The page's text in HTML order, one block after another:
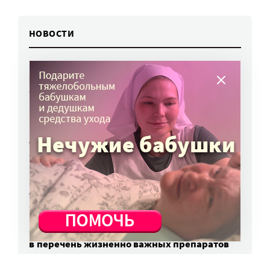
НОВОСТИ
Вторая волна клещей ожидается в конце
августа — начале сентября
7 авг, 19:25
Родных, которые могут взять ребенка
из проблемной семьи, предлагают искать
с полицией
7 авг, 17:06
Родителей детей-инвалидов просят пройти
опрос о трудоустройстве
7 авг, 15:34
«Энхерту» от рака груди включили
в перечень жизненно важных препаратов